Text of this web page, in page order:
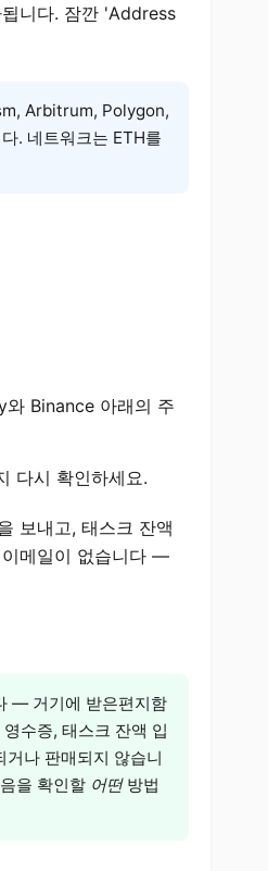
니다. 잠깐 'Address
Arbitrum, Polygon,
. 네트워크는 ETH를
Binance 아래의 주
다시 확인하세요.
보내고, 태스크 잔액
이메일이 없습니다 —
— 거기에 받은편지함
수증, 태스크 잔액 입
나 판매되지 않습니
을 확인할 어떤방법